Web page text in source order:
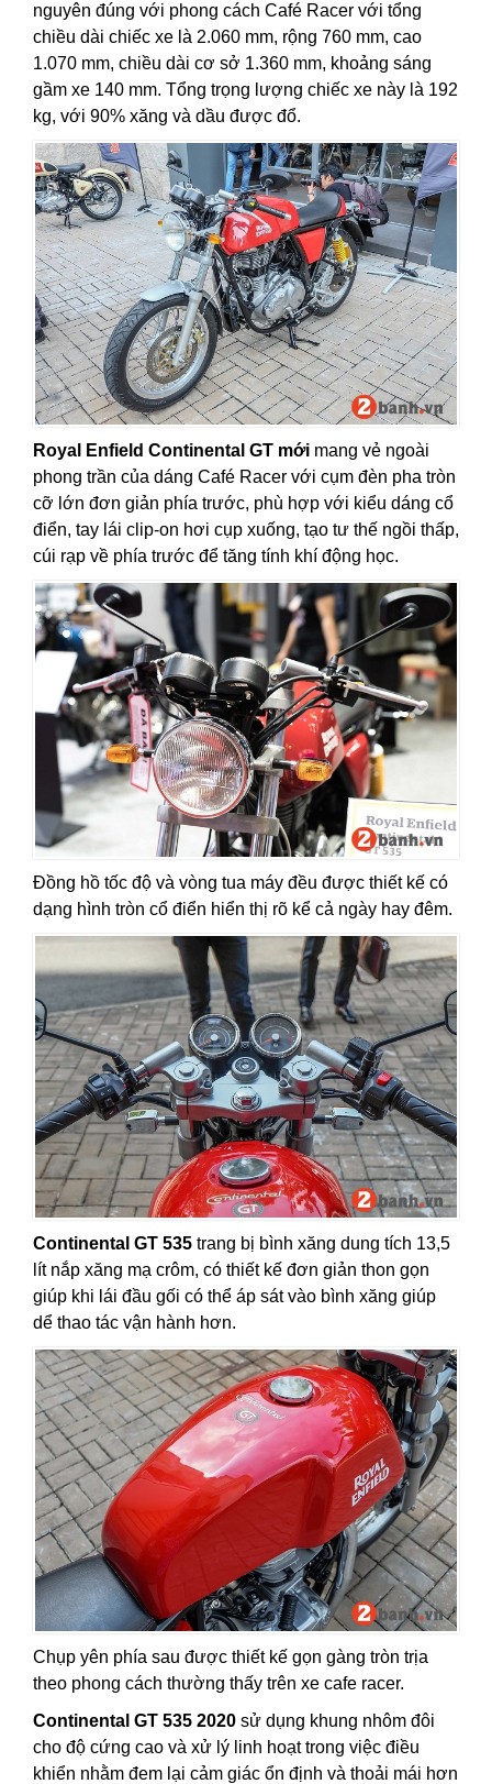
nguyên đúng với phong cách Café Racer với tổng
chiều dài chiếc xe là 2.060 mm, rộng 760 mm, cao
1.070 mm, chiều dài cơ sở 1.360 mm, khoảng sáng
gầm xe 140 mm. Tổng trọng lượng chiếc xe này là 192
kg, với 90% xăng và dầu được đổ.
Royal Enfield Continental GT mới mang vẻ ngoài
phong trần của dáng Café Racer với cụm đèn pha tròn
cỡ lớn đơn giản phía trước, phù hợp với kiểu dáng cổ
điển, tay lái clip-on hơi cụp xuống, tạo tư thế ngồi thấp,
cúi rạp về phía trước để tăng tính khí động học.
Đồng hồ tốc độ và vòng tua máy đều được thiết kế có
dạng hình tròn cổ điển hiển thị rõ kể cả ngày hay đêm.
Continental GT 535 trang bị bình xăng dung tích 13,5
lít nắp xăng mạ crôm, có thiết kế đơn giản thon gọn
giúp khi lái đầu gối có thể áp sát vào bình xăng giúp
dể thao tác vận hành hơn.
Chụp yên phía sau được thiết kế gọn gàng tròn trịa
theo phong cách thường thấy trên xe cafe racer.
Continental GT 535 2020 sử dụng khung nhôm đôi
cho độ cứng cao và xử lý linh hoạt trong việc điều
khiển nhằm đem lại cảm giác ổn định và thoải mái hơn